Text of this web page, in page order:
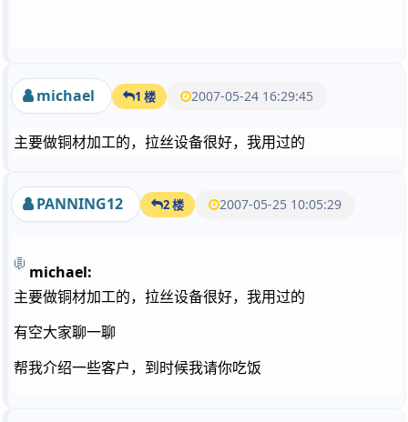
michael 1 楼 2007-05-24 16:29:45
主要做铜材加工的，拉丝设备很好，我用过的
PANNING12 2 楼 2007-05-25 10:05:29
michael:
主要做铜材加工的，拉丝设备很好，我用过的
有空大家聊一聊
帮我介绍一些客户，到时候我请你吃饭